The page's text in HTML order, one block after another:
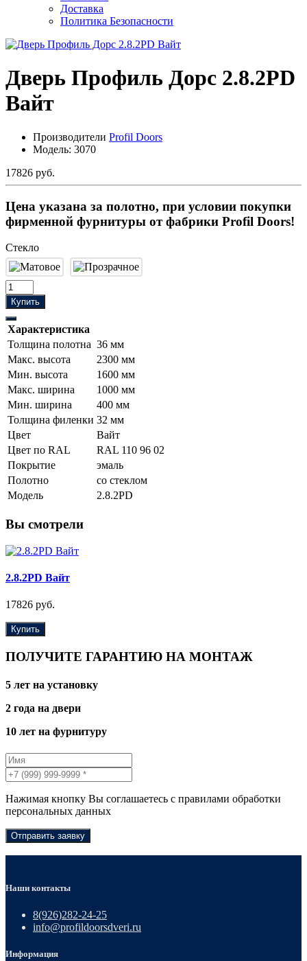
Доставка
Политика Безопасности
Дверь Профиль Дорс 2.8.2PD
Вайт
Производители Profil Doors
Модель: 3070
17826 руб.
Цена указана за полотно, при условии покупки
фирменной фурнитуры от фабрики Profil Doors!
Стекло
Купить
Характеристика
Толщина полотна 36 мм
Макс. высота
2300 мм
Мин. высота
1600 мм
Макс. ширина
1000 мм
Мин. ширина
400 мм
Толщина филенки 32 мм
Цвет
Вайт
Цвет по RAL
RAL 110 96 02
Покрытие
эмаль
Полотно
со стеклом
Модель
2.8.2PD
Вы смотрели
2.8.2PD Вайт
17826 руб.
Купить
ПОЛУЧИТЕ ГАРАНТИЮ НА МОНТАЖ
5 лет на установку
2 года на двери
10 лет на фурнитуру
Нажимая кнопку Вы соглашаетесь с правилами обработки
персональных данных
Отправить заявку
Наши контакты
8(926)282-24-25
info@profildoorsdveri.ru
Информация